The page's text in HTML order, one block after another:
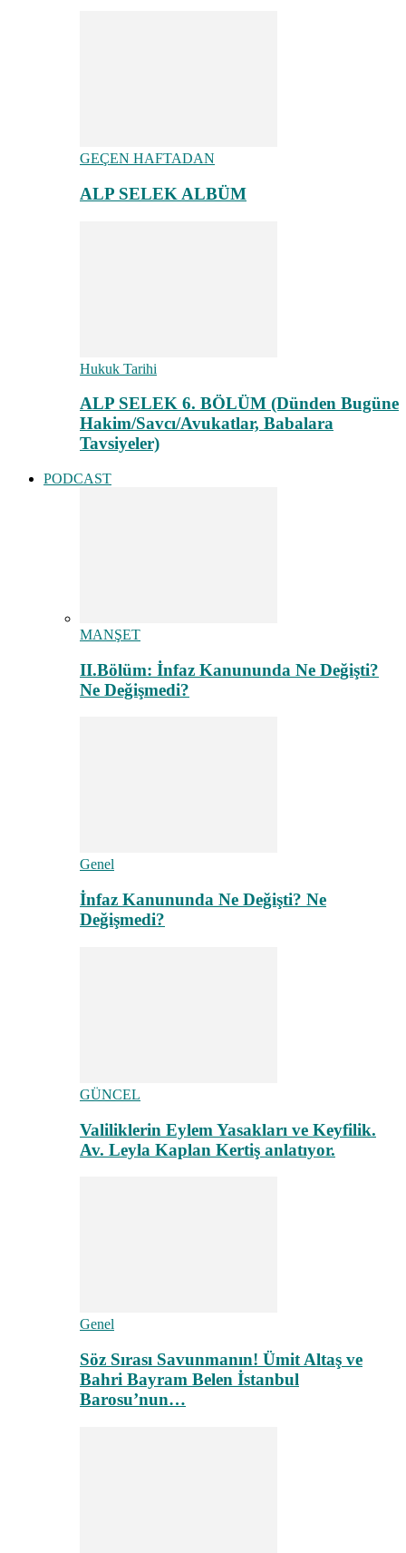
GEÇEN HAFTADAN
ALP SELEK ALBÜM
Hukuk Tarihi
ALP SELEK 6. BÖLÜM (Dünden Bugüne
Hakim/Savcı/Avukatlar, Babalara
Tavsiyeler)
PODCAST
MANŞET
II.Bölüm: İnfaz Kanununda Ne Değişti?
Ne Değişmedi?
Genel
İnfaz Kanununda Ne Değişti? Ne
Değişmedi?
GÜNCEL
Valiliklerin Eylem Yasakları ve Keyfilik.
Av. Leyla Kaplan Kertiş anlatıyor.
Genel
Söz Sırası Savunmanın! Ümit Altaş ve
Bahri Bayram Belen İstanbul
Barosu’nun…